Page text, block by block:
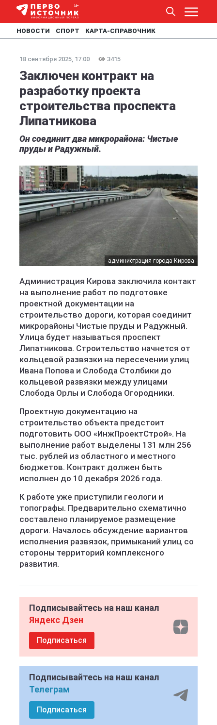
НОВОСТИ СПОРТ КАРТА-СПРАВОЧНИК
18 сентября 2025, 17:00 3415
Заключен контракт на
разработку проекта
строительства проспекта
Липатникова
Он соединит два микрорайона: Чистые
пруды и Радужный.
администрация города Кирова
Администрация Кирова заключила контакт
на выполнение работ по подготовке
проектной документации на
строительство дороги, которая соединит
микрорайоны Чистые пруды и Радужный.
Улица будет называться проспект
Липатникова. Строительство начнется от
кольцевой развязки на пересечении улиц
Ивана Попова и Слобода Столбики до
кольцевой развязки между улицами
Слобода Орлы и Слобода Огородники.
Проектную документацию на
строительство объекта предстоит
подготовить ООО «ИнжПроектСтрой». На
выполнение работ выделены 131 млн 256
тыс. рублей из областного и местного
бюджетов. Контракт должен быть
исполнен до 10 декабря 2026 года.
К работе уже приступили геологи и
топографы. Предварительно схематично
составлено планируемое размещение
дороги. Началось обсуждение вариантов
исполнения развязок, примыканий улиц со
стороны территорий комплексного
развития.
Подписывайтесь на наш канал
Яндекс Дзен
Подписаться
Подписывайтесь на наш канал
Телеграм
Подписаться